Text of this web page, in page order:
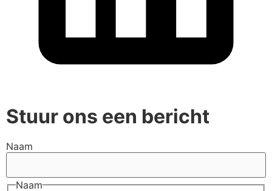
Stuur ons een bericht
Naam
Naam